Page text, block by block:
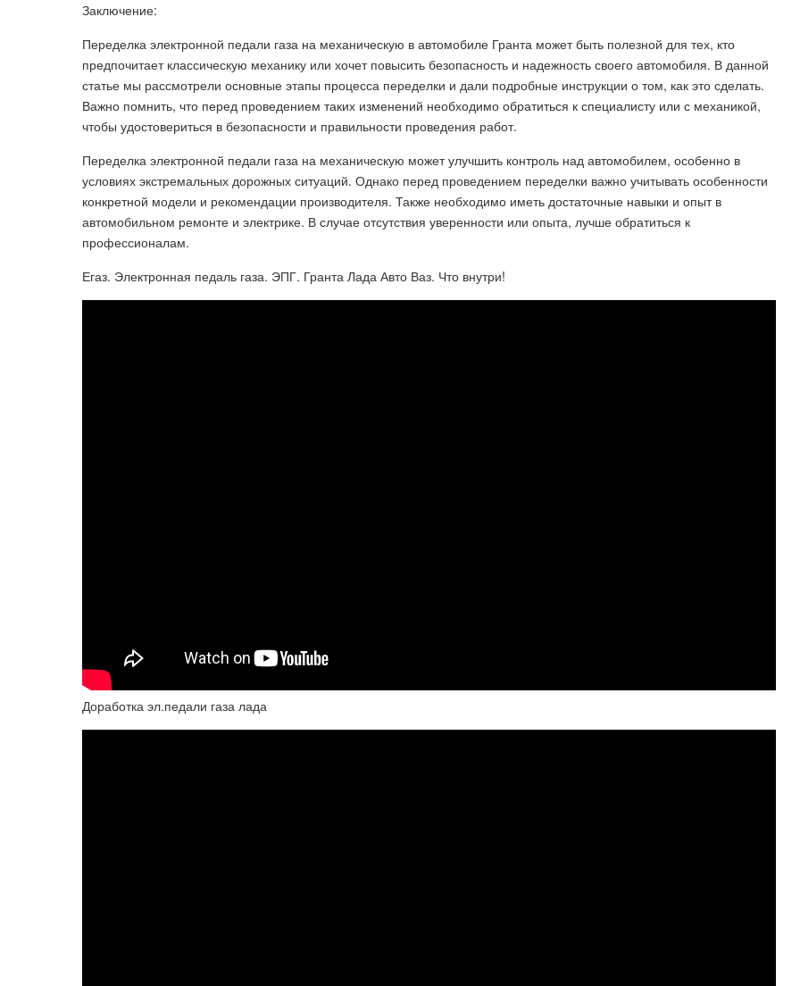
Заключение:
Переделка электронной педали газа на механическую в автомобиле Гранта может быть полезной для тех, кто
предпочитает классическую механику или хочет повысить безопасность и надежность своего автомобиля. В данной
статье мы рассмотрели основные этапы процесса переделки и дали подробные инструкции о том, как это сделать.
Важно помнить, что перед проведением таких изменений необходимо обратиться к специалисту или с механикой,
чтобы удостовериться в безопасности и правильности проведения работ.
Переделка электронной педали газа на механическую может улучшить контроль над автомобилем, особенно в
условиях экстремальных дорожных ситуаций. Однако перед проведением переделки важно учитывать особенности
конкретной модели и рекомендации производителя. Также необходимо иметь достаточные навыки и опыт в
автомобильном ремонте и электрике. В случае отсутствия уверенности или опыта, лучше обратиться к
профессионалам.
Егаз. Электронная педаль газа. ЭПГ. Гранта Лада Авто Ваз. Что внутри!
Доработка эл.педали газа лада